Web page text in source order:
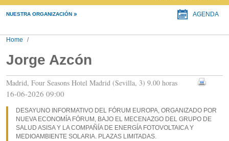
NUESTRA ORGANIZACIÓN AGENDA
Home
Jorge Azcón
Madrid, Four Seasons Hotel Madrid (Sevilla, 3) 9.00 horas
16-06-2026 09:00
DESAYUNO INFORMATIVO DEL FÓRUM EUROPA, ORGANIZADO POR
NUEVA ECONOMÍA FÓRUM, BAJO EL MECENAZGO DEL GRUPO DE
SALUD ASISA Y LA COMPAÑÍA DE ENERGÍA FOTOVOLTAICA Y
MEDIOAMBIENTE SOLARIA. PLAZAS LIMITADAS.